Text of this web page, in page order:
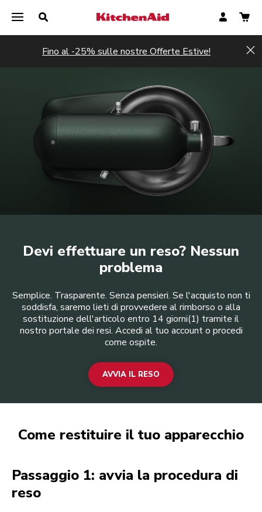
Fino al -25% sulle nostre Offerte Estive!
Devi effettuare un reso? Nessun
problema
Semplice. Trasparente. Senza pensieri. Se l'acquisto non ti
soddisfa, saremo lieti di provvedere al rimborso o alla
sostituzione dell'articolo entro 14 giorni(1) tramite il
nostro portale dei resi. Accedi al tuo account o procedi
come ospite.
AVVIA IL RESO
Avvia il reso
Come restituire il tuo apparecchio
Passaggio 1: avvia la procedura di
reso